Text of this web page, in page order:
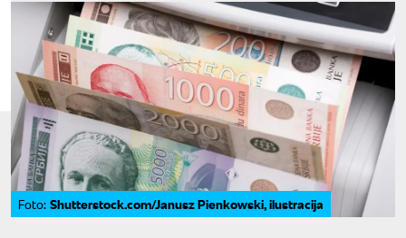
Foto: Shutterstock.com/Janusz Pienkowski, ilustracija